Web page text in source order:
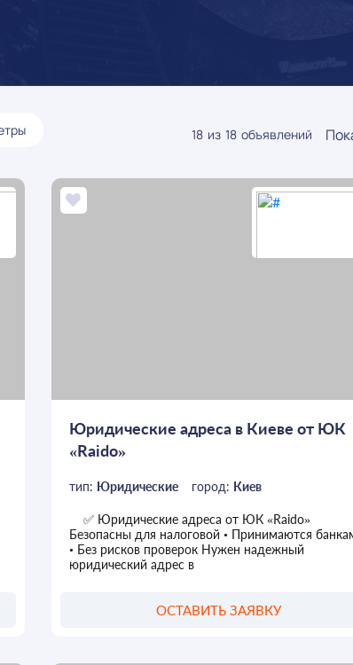
18 из 18 объявлений
Юридические адреса в Киеве от ЮК
«Raido»
тип: Юридические город: Киев
✅ Юридические адреса от ЮК «Raido»
Безопасны для налоговой • Принимаются
• Без рисков проверок Нужен надежный
юридический адрес в
ОСТАВИТЬ ЗАЯВКУ